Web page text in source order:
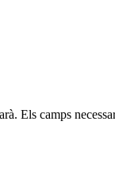
Els camps